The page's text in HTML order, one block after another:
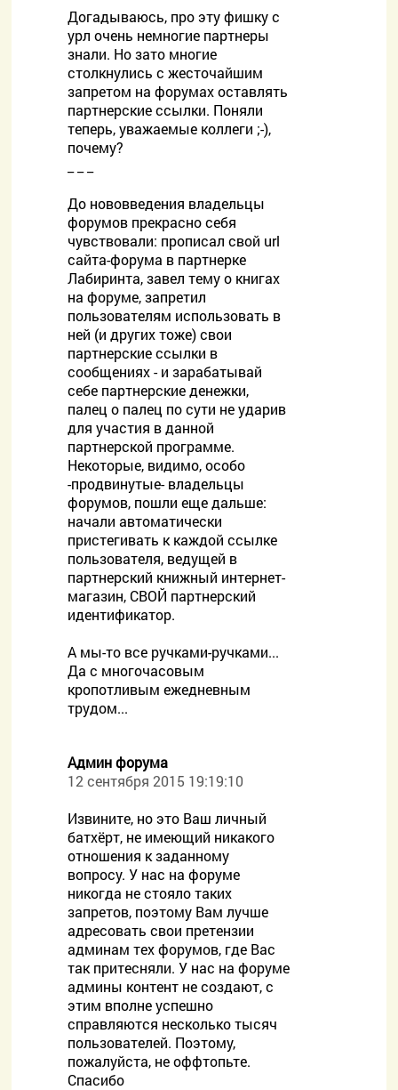
Догадываюсь, про эту фишку с
урл очень немногие партнеры
знали. Но зато многие
столкнулись с жесточайшим
запретом на форумах оставлять
партнерские ссылки. Поняли
теперь, уважаемые коллеги ;-),
почему?
До нововведения владельцы
форумов прекрасно себя
чувствовали: прописал свой url
сайта-форума в партнерке
Лабиринта, завел тему о книгах
на форуме, запретил
пользователям использовать в
ней (и других тоже) свои
партнерские ссылки в
сообщениях - и зарабатывай
себе партнерские денежки,
палец о палец по сути не ударив
для участия в данной
партнерской программе.
Некоторые, видимо, особо
-продвинутые- владельцы
форумов, пошли еще дальше:
начали автоматически
пристегивать к каждой ссылке
пользователя, ведущей в
партнерский книжный интернет-
магазин, СВОЙ партнерский
идентификатор.
А мы-то все ручками-ручками...
Да с многочасовым
кропотливым ежедневным
трудом...
Админ форума
12 сентября 2015 19:19:10
Извините, но это Ваш личный
батхёрт, не имеющий никакого
отношения к заданному
вопросу. У нас на форуме
никогда не стояло таких
запретов, поэтому Вам лучше
адресовать свои претензии
админам тех форумов, где Вас
так притесняли. У нас на форуме
админы контент не создают, с
этим вполне успешно
справляются несколько тысяч
пользователей. Поэтому,
пожалуйста, не оффтопьте.
Спасибо